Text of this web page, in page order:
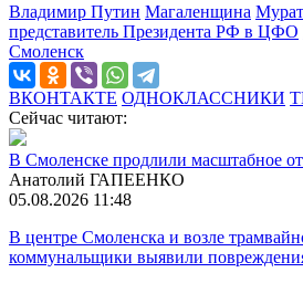
Владимир Путин Магаленщина
представитель Президента РФ в ЦФО
Смоленск
ВКОНТАКТЕ ОДНОКЛАССНИКИ
Сейчас читают:
В Смоленске продлили масштабное
Анатолий ГАПЕЕНКО
05.08.2026 11:48
В центре Смоленска и возле
коммунальщики выявили